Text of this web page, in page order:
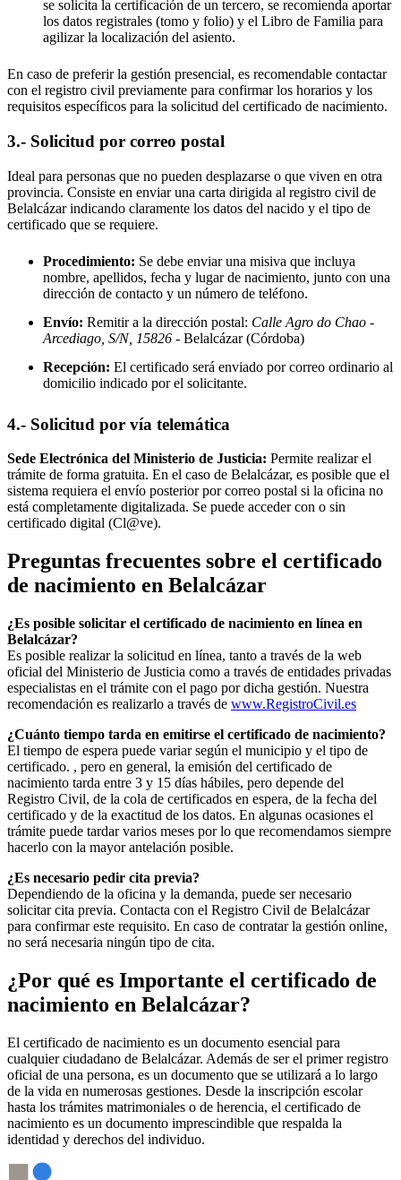
se solicita la certificación de un tercero, se recomienda aportar
los datos registrales (tomo y folio) y el Libro de Familia para
agilizar la localización del asiento.
En caso de preferir la gestión presencial, es recomendable contactar
con el registro civil previamente para confirmar los horarios y los
requisitos específicos para la solicitud del certificado de nacimiento.
3.- Solicitud por correo postal
Ideal para personas que no pueden desplazarse o que viven en otra
provincia. Consiste en enviar una carta dirigida al registro civil de
Belalcázarindicando claramente los datos del nacido y el tipo de
certificado que se requiere.
Procedimiento: Se debe enviar una misiva que incluya
nombre, apellidos, fecha y lugar de nacimiento, junto con una
dirección de contacto y un número de teléfono.
Envío: Remitir a la dirección postal: Calle Agro do Chao -
Arcediago, S/N, 15826 - Belalcázar(Córdoba)
Recepción: El certificado será enviado por correo ordinario al
domicilio indicado por el solicitante.
4.- Solicitud por vía telemática
Sede Electrónica del Ministerio de Justicia: Permite realizar el
trámite de forma gratuita. En el caso de Belalcázar, es posible que el
sistema requiera el envío posterior por correo postal si la oficina no
está completamente digitalizada. Se puede acceder con o sin
certificado digital (Cl@ve).
Preguntas frecuentes sobre el certificado
de nacimiento en Belalcázar
¿Es posible solicitar el certificado de nacimiento en línea en
Belalcázar?
Es posible realizar la solicitud en línea, tanto a través de la web
oficial del Ministerio de Justicia como a través de entidades privadas
especialistas en el trámite con el pago por dicha gestión. Nuestra
recomendación es realizarlo a través de www.RegistroCivil.es
¿Cuánto tiempo tarda en emitirse el certificado de nacimiento?
El tiempo de espera puede variar según el municipio y el tipo de
certificado. , pero en general, la emisión del certificado de
nacimiento tarda entre 3 y 15 días hábiles, pero depende del
Registro Civil, de la cola de certificados en espera, de la fecha del
certificado y de la exactitud de los datos. En algunas ocasiones el
trámite puede tardar varios meses por lo que recomendamos siempre
hacerlo con la mayor antelación posible.
¿Es necesario pedir cita previa?
Dependiendo de la oficina y la demanda, puede ser necesario
solicitar cita previa. Contacta con el Registro Civil de Belalcázar
para confirmar este requisito. En caso de contratar la gestión online,
no será necesaria ningún tipo de cita.
¿Por qué es Importante el certificado de
nacimiento en Belalcázar?
El certificado de nacimiento es un documento esencial para
cualquier ciudadano de Belalcázar. Además de ser el primer registro
oficial de una persona, es un documento que se utilizará a lo largo
de la vida en numerosas gestiones. Desde la inscripción escolar
hasta los trámites matrimoniales o de herencia, el certificado de
nacimiento es un documento imprescindible que respalda la
identidad y derechos del individuo.